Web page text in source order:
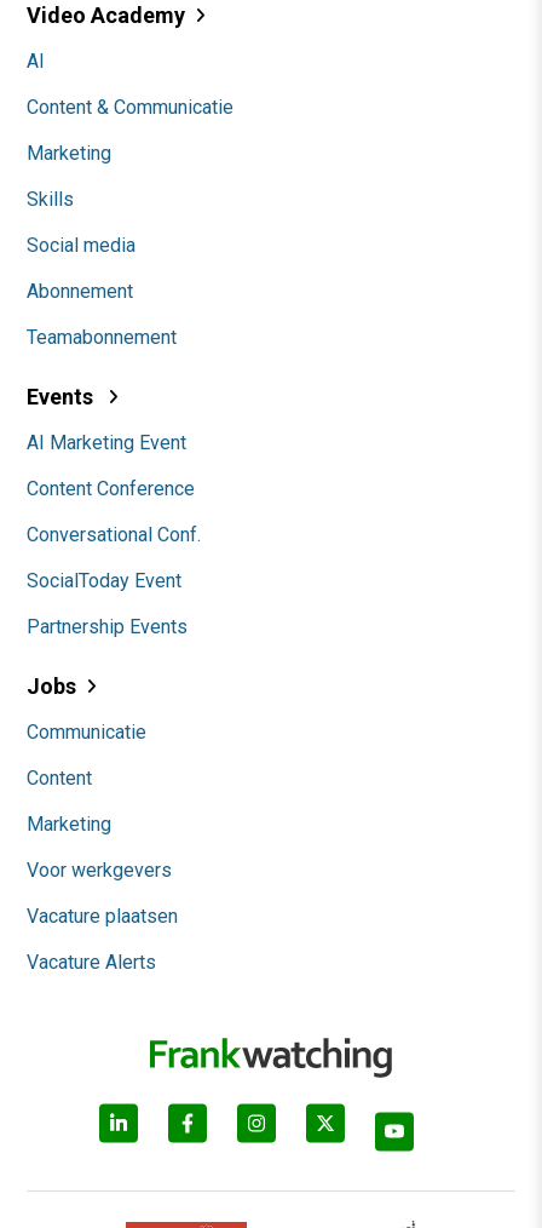
Video Academy
AI
Content & Communicatie
Marketing
Skills
Social media
Abonnement
Teamabonnement
Events
AI Marketing Event
Content Conference
Conversational Conf.
SocialToday Event
Partnership Events
Jobs
Communicatie
Content
Marketing
Voor werkgevers
Vacature plaatsen
Vacature Alerts